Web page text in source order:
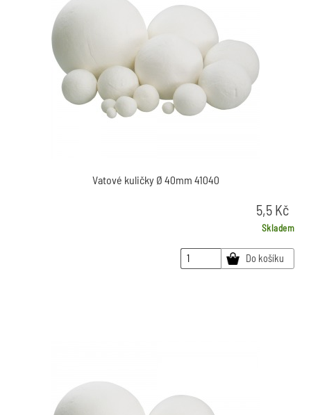
Vatové kuličky Ø 40mm 41040
5,5Kč
Skladem
Do košíku